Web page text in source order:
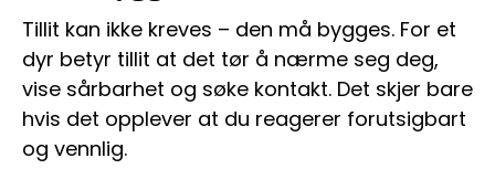
Tillit kan ikke kreves – den må bygges. For et
dyr betyr tillit at det tør å nærme seg deg,
vise sårbarhet og søke kontakt. Det skjer bare
hvis det opplever at du reagerer forutsigbart
og vennlig.